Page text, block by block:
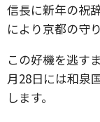
信長に新年の祝
により京都の守
この好機を逃す
月28日には和泉
します。